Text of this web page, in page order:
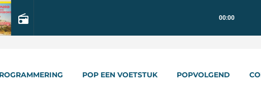
radio 00:00
POP EEN VOETSTUK POPVOLGEND